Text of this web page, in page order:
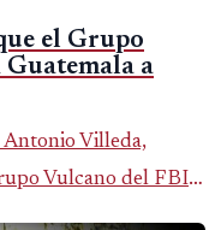
el Grupo
a
Villeda,
Vulcano del FBI